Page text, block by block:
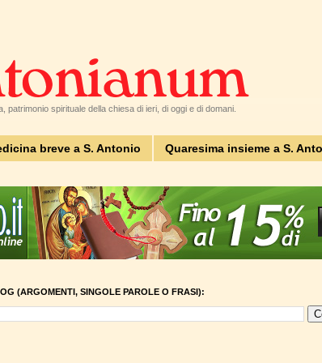
spirituale della chiesa di ieri, di oggi e di domani.
breve a S. Antonio Quaresima insieme a S.
(ARGOMENTI, SINGOLE PAROLE O FRASI):